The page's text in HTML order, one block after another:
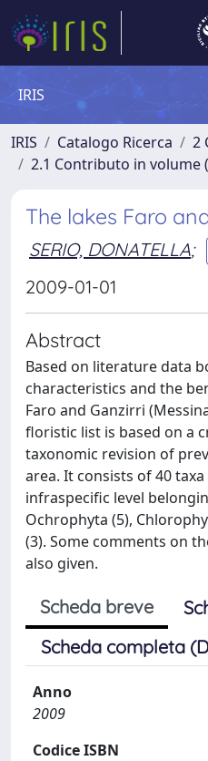
IRIS
IRIS Catalogo Ricerca
2
2.1 Contributo in volume
The lakes Faro
SERIO, DONATELLA;
2009-01-01
Abstract
Based on literature data
characteristics and the
Faro and Ganzirri
floristic list is based on a
taxonomic revision of
area. It consists of 40
infraspecific level
Ochrophyta (5),
(3). Some comments on
also given.
Scheda breve
Scheda completa
Anno
2009
Codice ISBN